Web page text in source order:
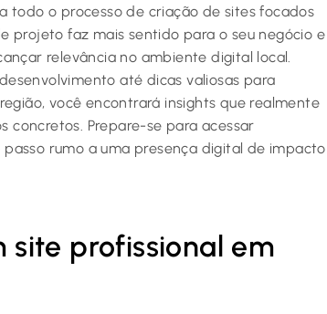
todo o processo de criação de sites focados
projeto faz mais sentido para o seu negócio e
relevância no ambiente digital local.
até dicas valiosas para
você encontrará insights que realmente
concretos. Prepare-se para acessar
rumo a uma presença digital de impacto
site profissional em